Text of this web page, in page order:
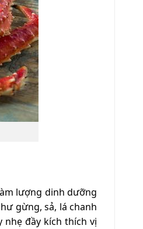
lượng dinh dưỡng
gừng, sả, lá chanh
đầy kích thích vị